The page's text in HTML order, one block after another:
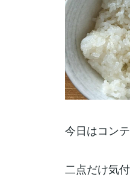
今日はコン
二点だけ気